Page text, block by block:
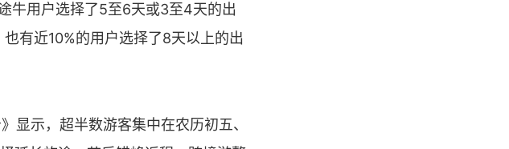
牛用户选择了5至6天或3至4天的出
有近10%的用户选择了8天以上的出
显示，超半数游客集中在农历初五、